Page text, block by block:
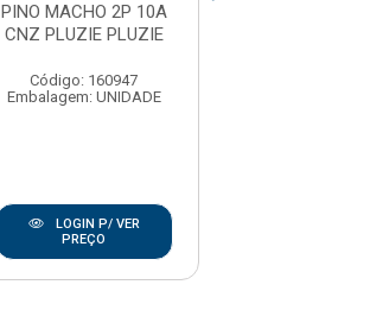
PINO MACHO 2P 10A
CNZ PLUZIE PLUZIE
Código: 160947
Embalagem: UNIDADE
LOGIN P/ VER
PREÇO